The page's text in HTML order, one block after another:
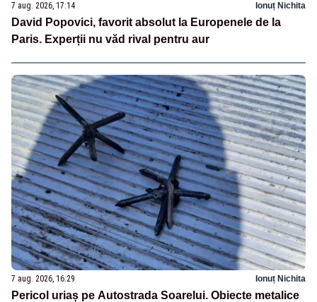
7 aug. 2026, 17:14 Ionuț Nichita
David Popovici, favorit absolut la Europenele de la
Paris. Experții nu văd rival pentru aur
7 aug. 2026, 16:29 Ionuț Nichita
Pericol uriaș pe Autostrada Soarelui. Obiecte metalice